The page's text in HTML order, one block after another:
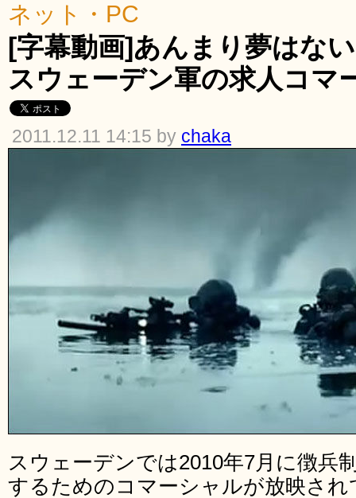
ネット・PC
[字幕動画]あんまり夢はな
スウェーデン軍の求人コマ
2011.12.11 14:15 by chaka
スウェーデンでは2010年7月に徴兵
するためのコマーシャルが放映さ